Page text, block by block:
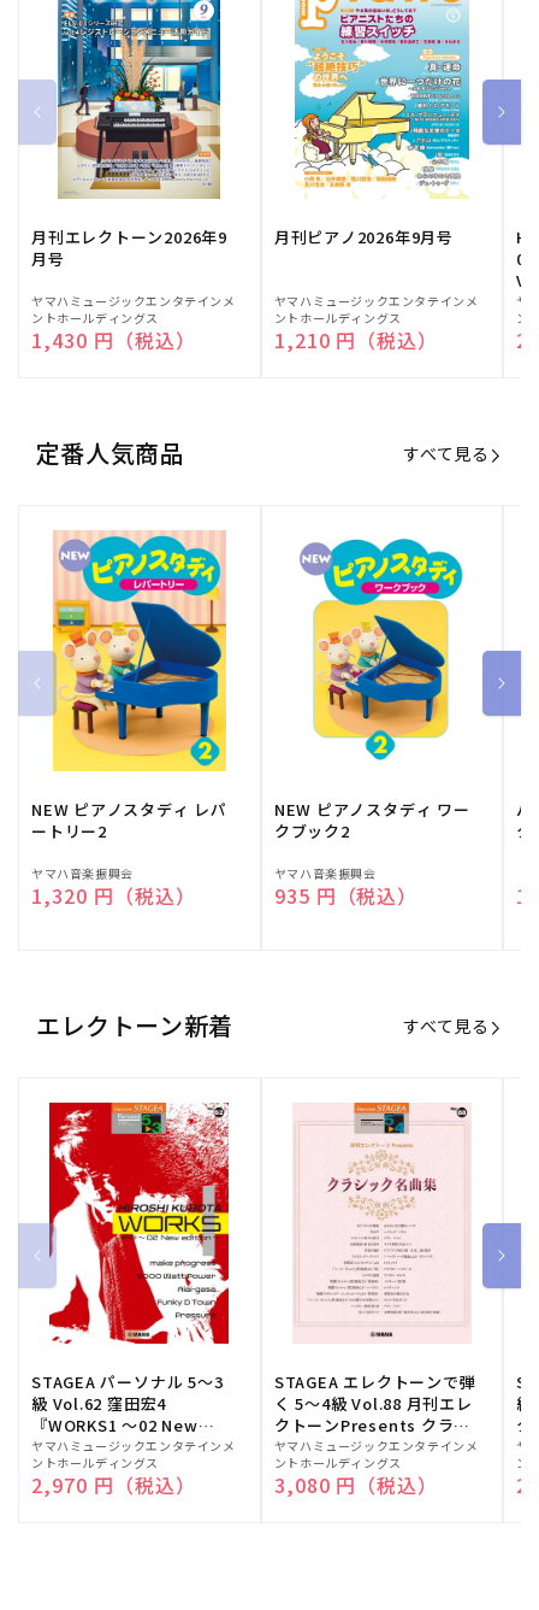
月刊エレクトーン2026年9
月号
販
売
元:
ヤマハミュージックエンタテインメ
ントホールディングス
通常価格
1,430 円（税込）
月刊ピアノ2026年9月号
販
売
元:
ヤマハミュージックエンタテインメ
ントホールディングス
通常価格
1,210 円（税込）
販
売
元:
ヤ
ン
定番人気商品 すべて見る
NEW ピアノスタディ レパ
ートリー2
販
売
ヤマハ音楽振興会
通常価格
1,320 円（税込）
NEW ピアノスタディ ワー
クブック2
販
売
ヤマハ音楽振興会
通常価格
935 円（税込）
バ
ク
売
エレクトーン新着 すべて見る
STAGEA パーソナル 5～3
級 Vol.62 窪田宏4
『WORKS1 ～02 New
edition～』
販
売
元:
ヤマハミュージックエンタテインメ
ントホールディングス
通常価格
2,970 円（税込）
STAGEA エレクトーンで弾
く 5～4級 Vol.88 月刊エレ
クトーンPresents クラシ
ック名曲集
販
売
元:
ヤマハミュージックエンタテインメ
ントホールディングス
通常価格
3,080 円（税込）
級
ク
販
売
元:
ヤ
ン